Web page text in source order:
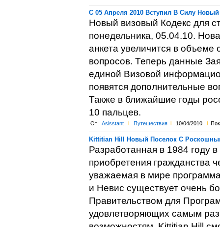
C 05 Апреля 2010 Вступил В Силу
Новый визовый Кодекс для
понедельника, 05.04.10.
анкета увеличится в объеме
вопросов. Теперь данные
единой Визовой
появятся дополнительные
Также в ближайшие годы
10 пальцев.
От: Asisstant l Путешествия l 10/04/2010 l
Kittitian Hill Новый Поселок С
Разработанная в 1984 году
приобретения гражданства
уважаемая в мире
и Невис существует очень
Правительством для
удовлетворяющих самым